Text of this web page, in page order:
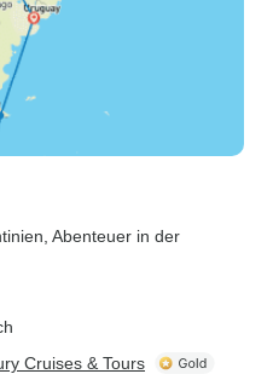
, Abenteuer in der
Cruises & Tours